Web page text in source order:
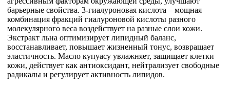
барьерные свойства. 3-гиалуроновая кислота – мощная
комбинация фракций гиалуроновой кислоты разного
молекулярного веса воздействует на разные слои кожи.
Экстракт льна оптимизирует липидный баланс,
восстанавливает, повышает жизненный тонус, возвращает
эластичность. Масло купуасу увлажняет, защищает клетки
кожи, действует как антиоксидант, нейтрализует свободные
радикалы и регулирует активность липидов.